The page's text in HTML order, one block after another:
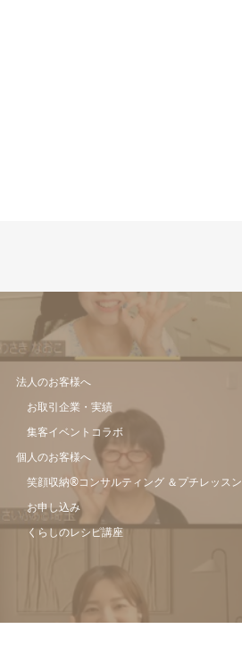
法人のお客様へ
お取引企業・実績
集客イベントコラボ
個人のお客様へ
笑顔収納®コンサルティング ＆プチレッスン
お申し込み
くらしのレシピ講座